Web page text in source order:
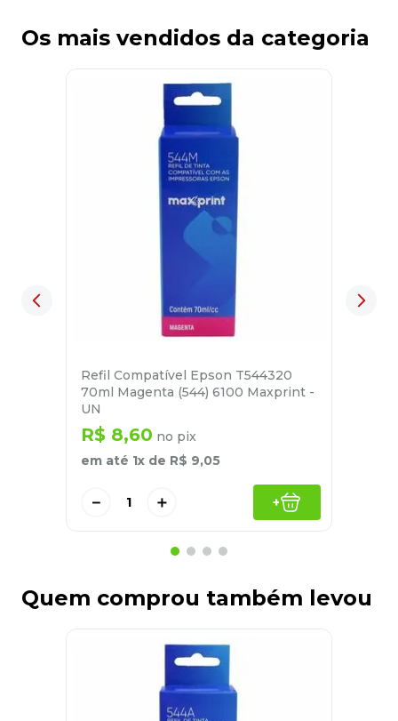
Os mais vendidos da categoria
Refil Compatível Epson T544320
70ml Magenta (544) 6100 Maxprint -
UN
R$ 8,60 no pix
em até 1x de R$ 9,05
＋
－ +
Quem comprou também levou